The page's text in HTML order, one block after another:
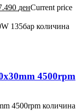
денCurrent price
135бар количина
4500rpm
4500rpm количина